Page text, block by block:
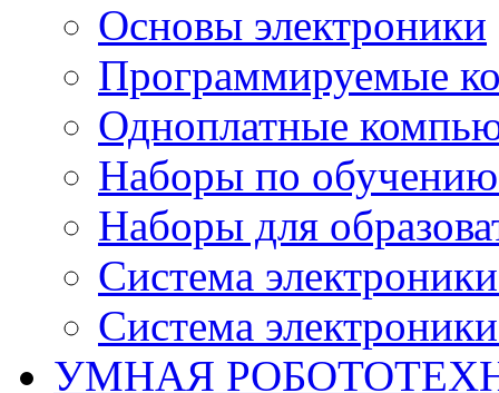
Основы электроники
Программируемые
Одноплатные
Наборы по
Наборы для
Система
Система
УМНАЯ